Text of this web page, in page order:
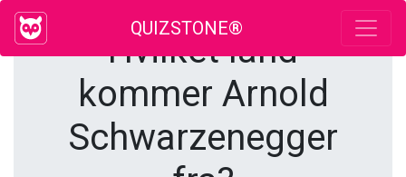
QUIZSTONE®
Hvilket land
kommer Arnold
Schwarzenegger